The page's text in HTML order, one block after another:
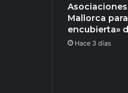
Mallorca
encubierta»
Hace 3 días